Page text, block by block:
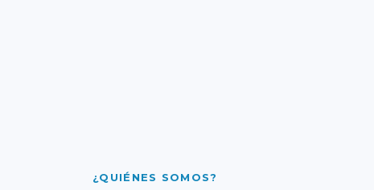
¿QUIÉNES SOMOS?